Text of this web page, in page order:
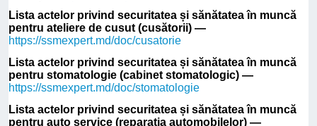
Lista actelor privind securitatea și sănătatea în muncă
pentru ateliere de cusut (cusătorii) —
https://ssmexpert.md/doc/cusatorie
Lista actelor privind securitatea și sănătatea în muncă
pentru stomatologie (cabinet stomatologic) —
https://ssmexpert.md/doc/stomatologie
Lista actelor privind securitatea și sănătatea în muncă
pentru auto service (reparația automobilelor) —